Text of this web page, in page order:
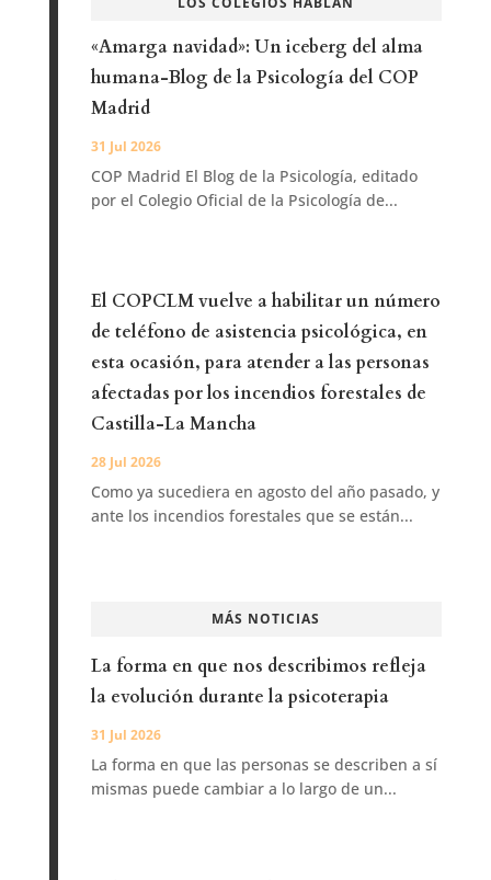
«Amarga navidad»: Un iceberg del alma
humana-Blog de la Psicología del COP
Madrid
31 Jul 2026
COP Madrid El Blog de la Psicología, editado
por el Colegio Oficial de la Psicología de...
El COPCLM vuelve a habilitar un número
de teléfono de asistencia psicológica, en
esta ocasión, para atender a las personas
afectadas por los incendios forestales de
Castilla-La Mancha
28 Jul 2026
Como ya sucediera en agosto del año pasado, y
ante los incendios forestales que se están...
MÁS NOTICIAS
La forma en que nos describimos refleja
la evolución durante la psicoterapia
31 Jul 2026
La forma en que las personas se describen a sí
mismas puede cambiar a lo largo de un...